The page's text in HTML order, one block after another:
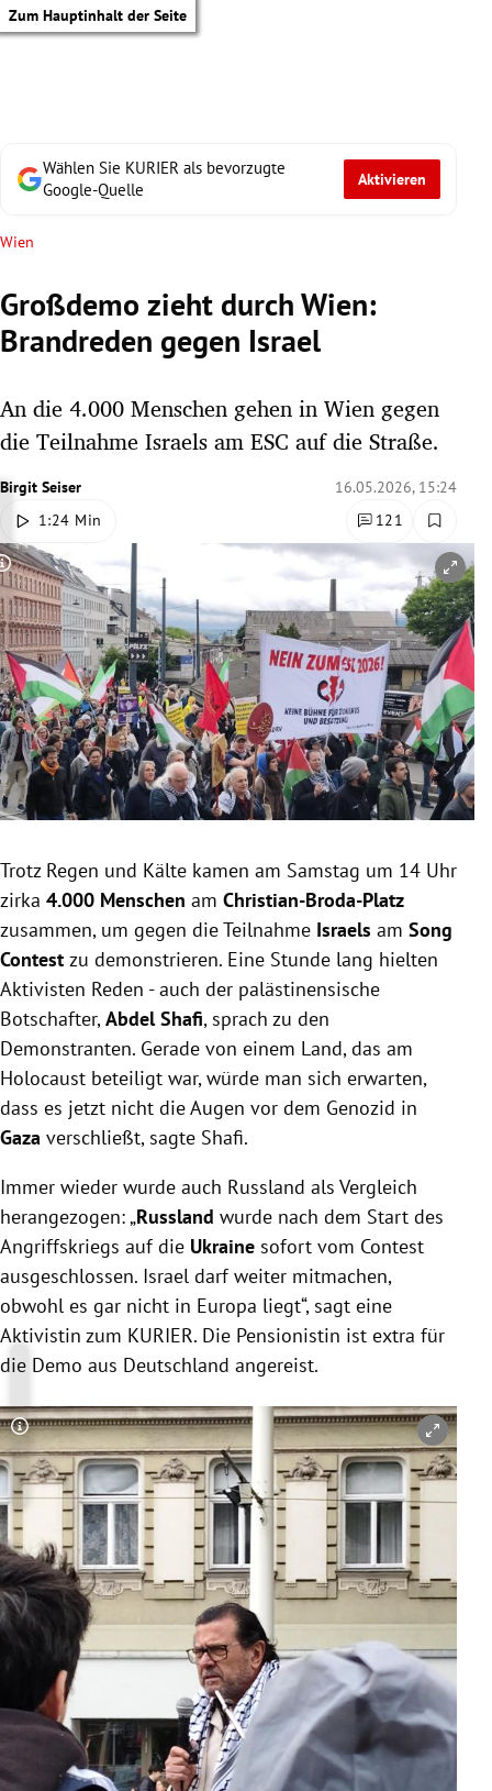
Zum Hauptinhalt der Seite
Untermenü
Untermenü
Untermenü
Untermenü
Untermenü
Untermenü
Untermenü
Untermenü
Wählen Sie KURIER als bevorzugte
Google-Quelle
Aktivieren
Wien
Großdemo zieht durch Wien:
Brandreden gegen Israel
An die 4.000 Menschen gehen in Wien gegen
die Teilnahme Israels am ESC auf die Straße.
Birgit Seiser
16.05.2026, 15:24
1:24 Min
121
Copyright-Hinweis öffnen/schließen
Trotz Regen und Kälte kamen am Samstag um 14 Uhr
zirka 4.000 Menschen am Christian-Broda-Platz
zusammen, um gegen die Teilnahme Israels am Song
Contest zu demonstrieren. Eine Stunde lang hielten
Aktivisten Reden - auch der palästinensische
Botschafter,Abdel Shafi, sprach zu den
Demonstranten. Gerade von einem Land, das am
Holocaust beteiligt war, würde man sich erwarten,
dass es jetzt nicht die Augen vor dem Genozid in
Gaza verschließt, sagte Shafi.
Immer wieder wurde auch Russland als Vergleich
herangezogen: „Russland wurde nach dem Start des
Angriffskriegs auf die Ukraine sofort vom Contest
ausgeschlossen. Israel darf weiter mitmachen,
obwohl es gar nicht in Europa liegt“, sagt eine
Aktivistin zum KURIER. Die Pensionistin ist extra für
die Demo aus Deutschland angereist.
Copyright-Hinweis öffnen/schließen